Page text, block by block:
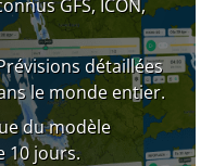
GFS, ICON,
détaillées
le monde entier.
du modèle
10 jours.